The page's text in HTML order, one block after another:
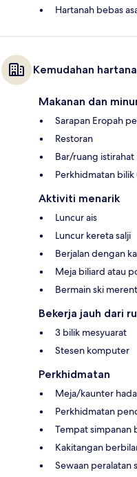
Hartanah bebas
Kemudahan
Makanan dan
Sarapan Eropah
Restoran
Bar/ruang istirahat
Perkhidmatan
Aktiviti menarik
Luncur ais
Luncur kereta salji
Berjalan dengan
Meja biliard atau
Bermain ski
Bekerja jauh dari
3 bilik mesyuarat
Stesen komputer
Perkhidmatan
Meja/kaunter
Perkhidmatan
Tempat simpanan
Kakitangan
Sewaan peralatan